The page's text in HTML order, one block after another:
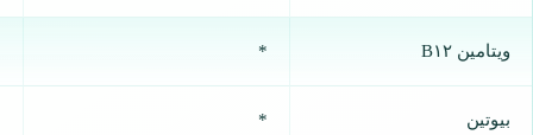
ویتامین B۱۲ *
بیوتین *